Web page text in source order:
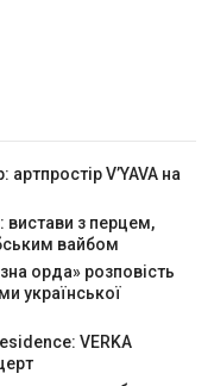
V’YAVA на
вистави з перцем,
вайбом
орда» розповість
української
VERKA